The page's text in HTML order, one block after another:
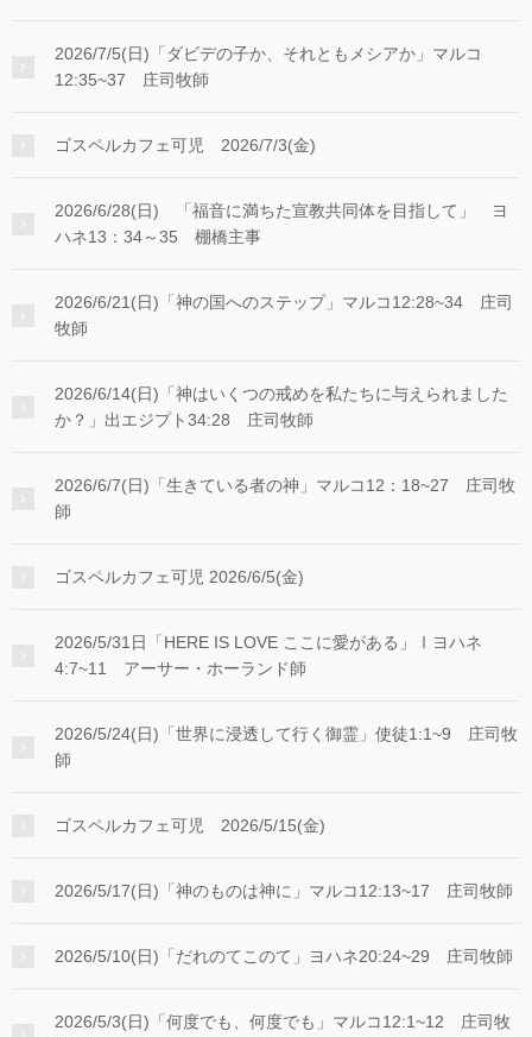
2026/7/5(日)「ダビデの子か、それともメシアか」マルコ
12:35~37 庄司牧師
ゴスペルカフェ可児 2026/7/3(金)
2026/6/28(日) 「福音に満ちた宣教共同体を目指して」 ヨ
ハネ13：34～35 棚橋主事
2026/6/21(日)「神の国へのステップ」マルコ12:28~34 庄司
牧師
2026/6/14(日)「神はいくつの戒めを私たちに与えられました
か？」出エジプト34:28 庄司牧師
2026/6/7(日)「生きている者の神」マルコ12：18~27 庄司牧
師
ゴスペルカフェ可児 2026/6/5(金)
2026/5/31日「HERE IS LOVE ここに愛がある」Ⅰヨハネ
4:7~11 アーサー・ホーランド師
2026/5/24(日)「世界に浸透して行く御霊」使徒1:1~9 庄司牧
師
ゴスペルカフェ可児 2026/5/15(金)
2026/5/17(日)「神のものは神に」マルコ12:13~17 庄司牧師
2026/5/10(日)「だれのてこのて」ヨハネ20:24~29 庄司牧師
2026/5/3(日)「何度でも、何度でも」マルコ12:1~12 庄司牧